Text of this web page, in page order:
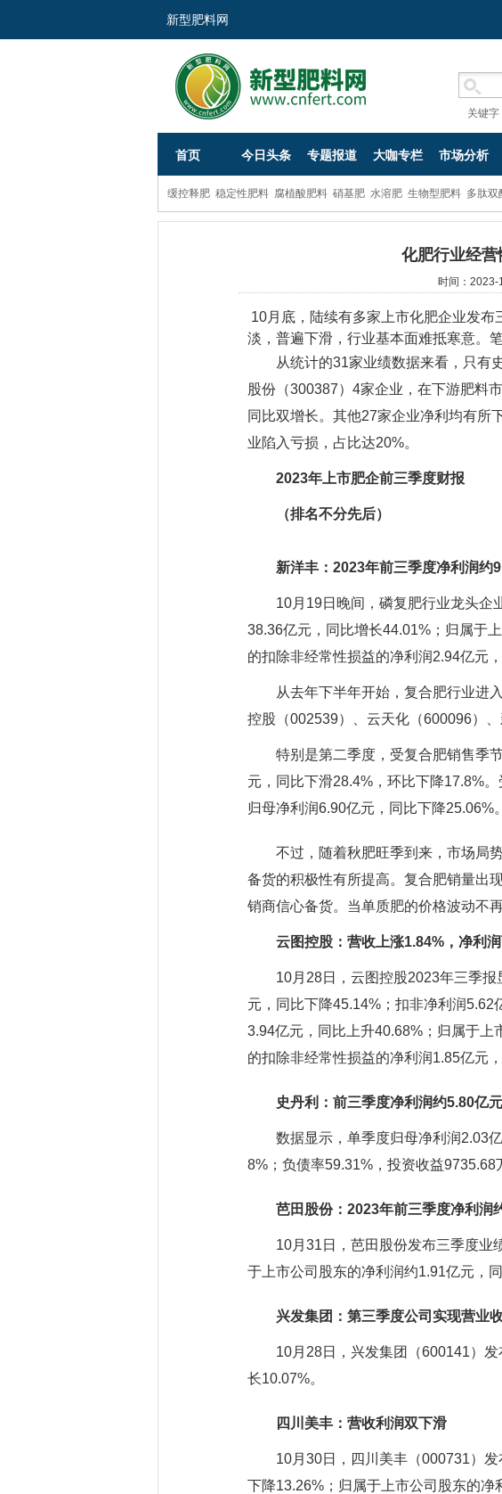
新型肥料网
关键字
首页 今日头条 专题报道 大咖专栏 市场分析
缓控释肥 稳定性肥料 腐植酸肥料 硝基肥 水溶肥 生物型肥料 多肽双
化肥行业经
时间：
10月底，陆续有多家上市化肥企业发布
淡，普遍下滑，行业基本面难抵寒意。
从统计的31家业绩数据来看，只有史
股份（300387）4家企业，在下游肥料
同比双增长。其他27家企业净利均有所
业陷入亏损，占比达20%。
2023年上市肥企前三季度财报
（排名不分先后）
新洋丰：2023年前三季度净利润约
10月19日晚间，磷复肥行业龙头企业
38.36亿元，同比增长44.01%；归属于
的扣除非经常性损益的净利润2.94亿元
从去年下半年开始，复合肥行业进入
控股（002539）、云天化（600096）
特别是第二季度，受复合肥销售季节
元，同比下滑28.4%，环比下降17.8%
归母净利润6.90亿元，同比下降25.06%。
不过，随着秋肥旺季到来，市场局势
备货的积极性有所提高。复合肥销量出
销商信心备货。当单质肥的价格波动不
云图控股：营收上涨1.84%，净利
10月28日，云图控股2023年三季报
元，同比下降45.14%；扣非净利润
3.94亿元，同比上升40.68%；归属于
的扣除非经常性损益的净利润1.85亿元
史丹利：前三季度净利润约5.80亿
数据显示，单季度归母净利润2.03亿
8%；负债率59.31%，投资收益9735.68
芭田股份：2023年前三季度净利润
10月31日，芭田股份发布三季度业绩
于上市公司股东的净利润约1.91亿元，
兴发集团：第三季度公司实现营业
10月28日，兴发集团（600141）发
长10.07%。
四川美丰：营收利润双下滑
10月30日，四川美丰（000731）发
下降13.26%；归属于上市公司股东的